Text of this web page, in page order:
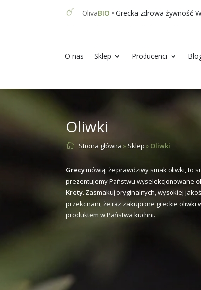
OlivaBIO • Grecka zdrowa żywność
O nas Sklep Producenci
Oliwki
 Strona główna » Sklep » Oliwki
Grecymówią, że prawdziwy smak oliwki, to
prezentujemy Państwu wyselekcjonowane
Krety. Zasmakuj oryginalnych, wysokiej
przekonani, że raz zakupione greckie oliwki
produktem w Państwa kuchni.